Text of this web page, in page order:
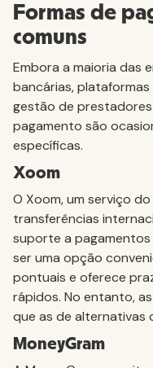
Formas de
comuns
Embora a maioria das
bancárias,
gestão de
pagamento são
específicas.
Xoom
O Xoom, um serviço
transferências
suporte a pagamentos
ser uma opção
pontuais e oferece
rápidos. No entanto,
que as de alternativas
MoneyGram